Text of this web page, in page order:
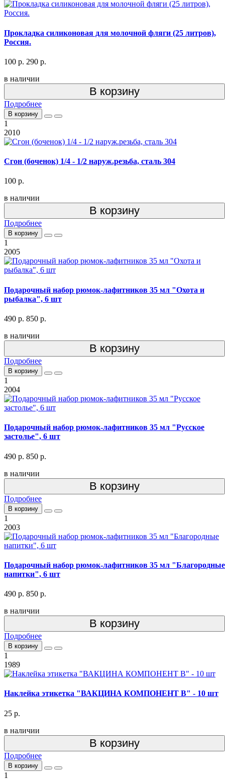
Прокладка силиконовая для молочной фляги (25 литров),
Россия.
100 р. 290 р.
в наличии
В корзину
Подробнее
В корзину
1
2010
Сгон (боченок) 1/4 - 1/2 наруж.резьба, сталь 304
100 р.
в наличии
В корзину
Подробнее
В корзину
1
2005
Подарочный набор рюмок-лафитников 35 мл "Охота и
рыбалка", 6 шт
490 р. 850 р.
в наличии
В корзину
Подробнее
В корзину
1
2004
Подарочный набор рюмок-лафитников 35 мл "Русское
застолье", 6 шт
490 р. 850 р.
в наличии
В корзину
Подробнее
В корзину
1
2003
Подарочный набор рюмок-лафитников 35 мл "Благородные
напитки", 6 шт
490 р. 850 р.
в наличии
В корзину
Подробнее
В корзину
1
1989
Наклейка этикетка "ВАКЦИНА КОМПОНЕНТ В" - 10 шт
25 р.
в наличии
В корзину
Подробнее
В корзину
1